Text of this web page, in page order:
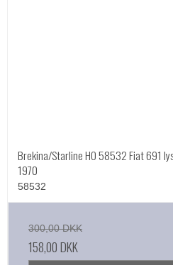
Brekina/Starline HO 58532 Fiat 691
1970
58532
300,00 DKK
158,00 DKK